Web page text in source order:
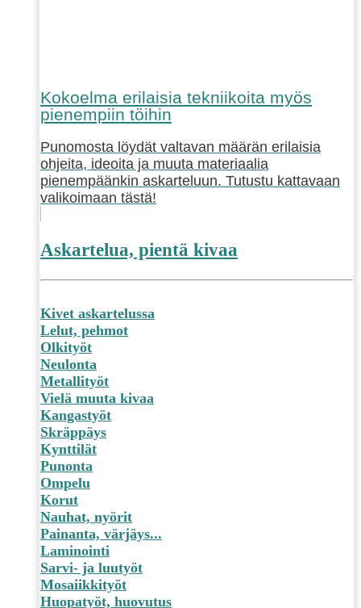
Kokoelma erilaisia tekniikoita myös
pienempiin töihin
Punomosta löydät valtavan määrän erilaisia
ohjeita, ideoita ja muuta materiaalia
pienempäänkin askarteluun. Tutustu kattavaan
valikoimaan tästä!
Askartelua, pientä kivaa
Kivet askartelussa
Lelut, pehmot
Olkityöt
Neulonta
Metallityöt
Vielä muuta kivaa
Kangastyöt
Skräppäys
Kynttilät
Punonta
Ompelu
Korut
Nauhat, nyörit
Painanta, värjäys...
Laminointi
Sarvi- ja luutyöt
Mosaiikkityöt
Huopatyöt, huovutus